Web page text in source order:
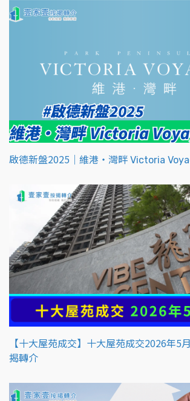
啟德新盤2025｜維港‧灣畔 Victoria
【十大屋苑成交】十大屋苑成交2026年5
揭轉介